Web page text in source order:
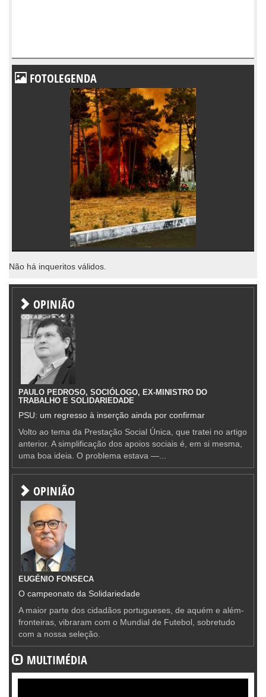
FOTOLEGENDA
Não há inqueritos válidos.
OPINIÃO
PAULO PEDROSO, SOCIÓLOGO, EX-MINISTRO DO
TRABALHO E SOLIDARIEDADE
PSU: um regresso à inserção ainda por confirmar
Volto ao tema da Prestação Social Única, que tratei no artigo
anterior. A simplificação dos apoios sociais é, em si mesma,
uma boa ideia. O problema estava —...
OPINIÃO
EUGÉNIO FONSECA
O campeonato da Solidariedade
A maior parte dos cidadãos portugueses, de aquém e além-
fronteiras, vibraram com o Mundial de Futebol, sobretudo
com a nossa seleção.
MULTIMÉDIA